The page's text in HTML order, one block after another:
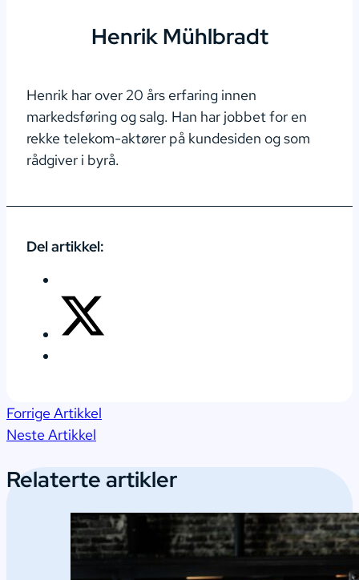
Henrik Mühlbradt
Henrik har over 20 års erfaring innen
markedsføring og salg. Han har jobbet for en
rekke telekom-aktører på kundesiden og som
rådgiver i byrå.
Del artikkel:
Forrige Artikkel
Neste Artikkel
Relaterte artikler